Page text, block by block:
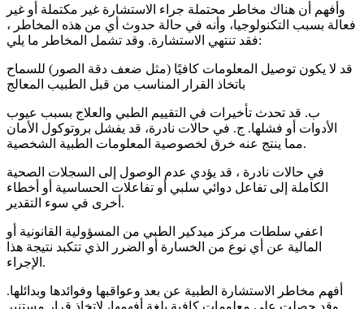
وأفهم أن هناك مخاطر محتملة جراء الاستشارة غير مكتملة أو غير
فعالة بسبب التكنولوجيا، وأنه في حالة حدوث أي من هذه المخاطر ،
فقد تنتهي الاستشارة. وقد تشمل المخاطر ما يلي:
قد لا يكون توصيل المعلومات كافيًا (مثل ضعف دقة الصور) للسماح
باتخاذ القرار المناسب من قبل الطبيب المعالج
ب. قد تحدث تأخيرات في التقييم الطبي والعلاج بسبب عيوب
الأدوات أو فشلها. ج. في حالات نادرة، قد يفشل بروتوكول الأمان
مما ينتج عنه خرق لخصوصية المعلومات الطبية الشخصية.
في حالات نادرة ، قد يؤدي عدم الوصول إلى السجلات الصحية
الكاملة إلى تفاعل دوائي سلبي أو تفاعلات الحساسية أو أخطاء
أخرى في سوء التقدير.
اعفي سلطات مركز ميدكير الطبي من المسؤولية القانونية أو
المالية عن أي نوع من الخسارة أو الضرر الذي تتكبد نتيجة هذا
الإجراء.
أفهم مخاطر الاستشارة الطبية عن بعد وعواقبها وفوائدها وبدائلها.
وقد حصلت على معلومات كافية بلغة أفهمها، لاتخاذ قرار مستنير